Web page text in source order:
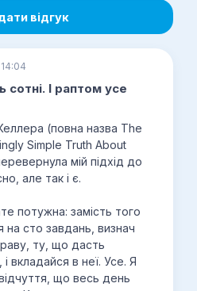
відгук
сотні. І раптом усе
(повна назва The
Simple Truth About
мій підхід до
але так і є.
потужна: замість того
сто завдань, визнач
ту, що дасть
вкладайся в неї. Усе. Я
що весь день